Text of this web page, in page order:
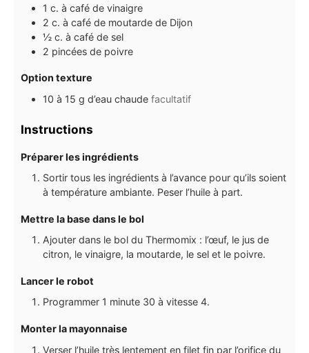
1 c. à café de vinaigre
2 c. à café de moutarde de Dijon
½ c. à café de sel
2 pincées de poivre
Option texture
10 à 15 g d’eau chaude facultatif
Instructions
Préparer les ingrédients
Sortir tous les ingrédients à l’avance pour qu’ils soient
à température ambiante. Peser l’huile à part.
Mettre la base dans le bol
Ajouter dans le bol du Thermomix : l’œuf, le jus de
citron, le vinaigre, la moutarde, le sel et le poivre.
Lancer le robot
Programmer 1 minute 30 à vitesse 4.
Monter la mayonnaise
Verser l’huile très lentement en filet fin par l’orifice du